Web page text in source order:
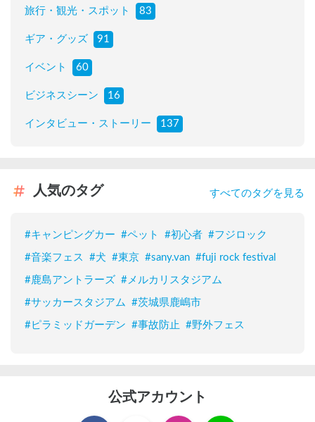
旅行・観光・スポット 83
ギア・グッズ 91
イベント 60
ビジネスシーン 16
インタビュー・ストーリー 137
人気のタグ すべてのタグを見る
#キャンピングカー #ペット #初心者 #フジロック
#音楽フェス #犬 #東京 #sany.van #fuji rock festival
#鹿島アントラーズ #メルカリスタジアム
#サッカースタジアム #茨城県鹿嶋市
#ピラミッドガーデン #事故防止 #野外フェス
公式アカウント